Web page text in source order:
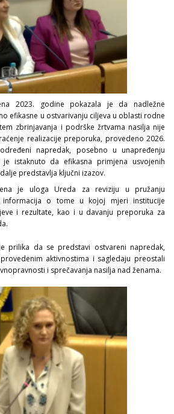
2023. godine pokazala je da nadležne
efikasne u ostvarivanju ciljeva u oblasti rodne
zbrinjavanja i podrške žrtvama nasilja nije
realizacije preporuka, provedeno 2026.
napredak, posebno u unapređenju
istaknuto da efikasna primjena usvojenih
predstavlja ključni izazov.
je uloga Ureda za reviziju u pružanju
informacija o tome u kojoj mjeri institucije
i rezultate, kao i u davanju preporuka za
prilika da se predstavi ostvareni napredak,
aktivnostima i sagledaju preostali
i sprečavanja nasilja nad ženama.